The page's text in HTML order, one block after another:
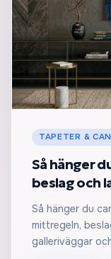
TAPETER &
Så hänger
beslag och
Så hänger du
mittregeln,
galleriväggar